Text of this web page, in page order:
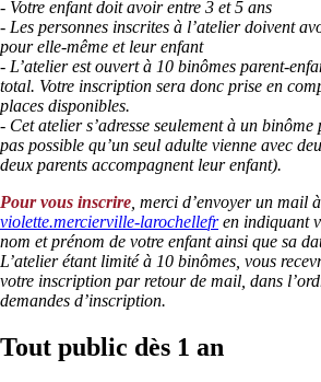
- Votre enfant doit avoir entre 3 et 5 ans
- Les personnes inscrites à l’atelier doivent
pour elle-même et leur enfant
- L’atelier est ouvert à 10 binômes parent-
total. Votre inscription sera donc prise en
places disponibles.
- Cet atelier s’adresse seulement à un binôme
pas possible qu’un seul adulte vienne avec
deux parents accompagnent leur enfant).
Pour vous inscrire , merci d’envoyer un mail
violette.mercierville-larochellefren indiquant
nom et prénom de votre enfant ainsi que sa
L’atelier étant limité à 10 binômes, vous
votre inscription par retour de mail, dans
demandes d’inscription.
Tout public dès 1 an